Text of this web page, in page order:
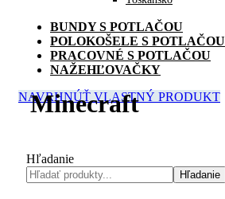
BUNDY S POTLAČOU
POLOKOŠELE S POTLAČOU
PRACOVNÉ S POTLAČOU
NAŽEHĽOVAČKY
NAVRHNÚŤ VLASTNÝ PRODUKT
Minecraft
Hľadanie
Hľadanie